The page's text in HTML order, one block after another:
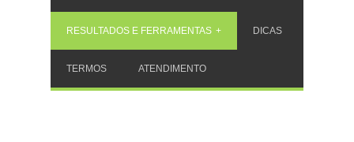
RESULTADOS E FERRAMENTAS DICAS
TERMOS ATENDIMENTO